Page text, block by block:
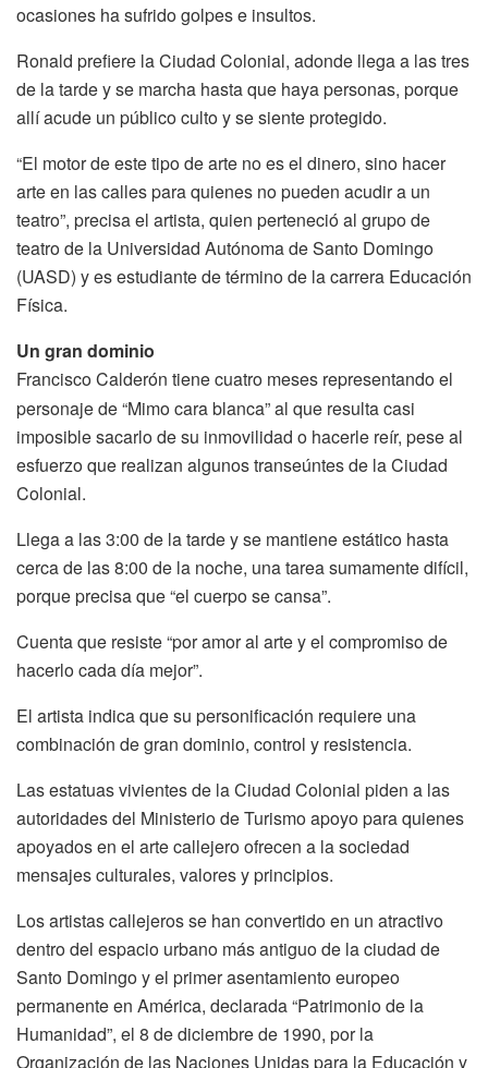
ocasiones ha sufrido golpes e insultos.
Ronald prefiere la Ciudad Colonial, adonde llega a las tres
de la tarde y se marcha hasta que haya personas, porque
allí acude un público culto y se siente protegido.
“El motor de este tipo de arte no es el dinero, sino hacer
arte en las calles para quienes no pueden acudir a un
teatro”, precisa el artista, quien perteneció al grupo de
teatro de la Universidad Autónoma de Santo Domingo
(UASD) y es estudiante de término de la carrera Educación
Física.
Un gran dominio
Francisco Calderón tiene cuatro meses representando el
personaje de “Mimo cara blanca” al que resulta casi
imposible sacarlo de su inmovilidad o hacerle reír, pese al
esfuerzo que realizan algunos transeúntes de la Ciudad
Colonial.
Llega a las 3:00 de la tarde y se mantiene estático hasta
cerca de las 8:00 de la noche, una tarea sumamente difícil,
porque precisa que “el cuerpo se cansa”.
Cuenta que resiste “por amor al arte y el compromiso de
hacerlo cada día mejor”.
El artista indica que su personificación requiere una
combinación de gran dominio, control y resistencia.
Las estatuas vivientes de la Ciudad Colonial piden a las
autoridades del Ministerio de Turismo apoyo para quienes
apoyados en el arte callejero ofrecen a la sociedad
mensajes culturales, valores y principios.
Los artistas callejeros se han convertido en un atractivo
dentro del espacio urbano más antiguo de la ciudad de
Santo Domingo y el primer asentamiento europeo
permanente en América, declarada “Patrimonio de la
Humanidad”, el 8 de diciembre de 1990, por la
Organización de las Naciones Unidas para la Educación y